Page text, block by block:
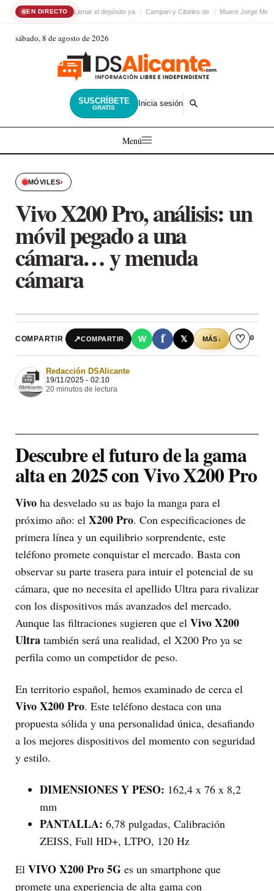
EN DIRECTO Llenar el depósito ya Campari y Cibeles de Muere Jorge
sábado, 8 de agosto de 2026
SUSCRÍBETE
GRATIS Inicia sesión
Menú
MÓVILES›
Vivo X200 Pro, análisis: un
móvil pegado a una
cámara… y menuda
cámara
COMPARTIR ↗COMPARTIR W f 𝕏 MÁS↓ ♡ 0
Redacción DSAlicante
19/11/2025 - 02:10
20 minutos de lectura
Descubre el futuro de la gama
alta en 2025 conVivo X200 Pro
Vivo ha desvelado su as bajo la manga para el
próximo año: el X200 Pro. Con especificaciones de
primera línea y un equilibrio sorprendente, este
teléfono promete conquistar el mercado. Basta con
observar su parte trasera para intuir el potencial de su
cámara, que no necesita el apellido Ultra para rivalizar
con los dispositivos más avanzados del mercado.
Aunque las filtraciones sugieren que el Vivo X200
Ultra también será una realidad, el X200 Pro ya se
perfila como un competidor de peso.
En territorio español, hemos examinado de cerca el
Vivo X200 Pro. Este teléfono destaca con una
propuesta sólida y una personalidad única, desafiando
a los mejores dispositivos del momento con seguridad
y estilo.
DIMENSIONES Y PESO: 162,4 x 76 x 8,2
mm
PANTALLA: 6,78 pulgadas, Calibración
ZEISS, Full HD+, LTPO, 120 Hz
El VIVO X200 Pro 5G es un smartphone que
promete una experiencia de alta gama con